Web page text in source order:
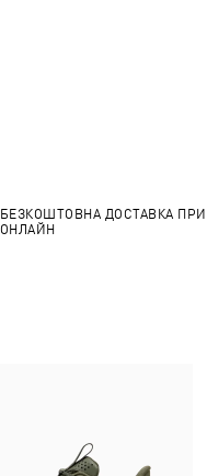
БЕЗКОШТОВНА ДОСТАВКА ПРИ
ОНЛАЙН